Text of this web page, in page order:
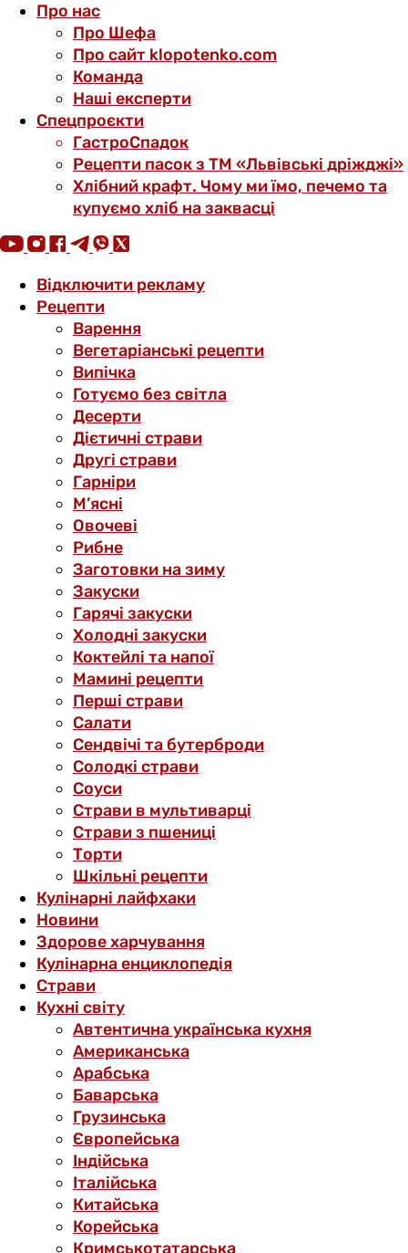
Про нас
Про Шефа
Про сайт klopotenko.com
Команда
Наші експерти
Спецпроєкти
ГастроСпадок
Рецепти пасок з ТМ «Львівські дріжджі»
Хлібний крафт. Чому ми їмо, печемо та
купуємо хліб на заквасці
Відключити рекламу
Рецепти
Варення
Вегетаріанські рецепти
Випічка
Готуємо без світла
Десерти
Дієтичні страви
Другі страви
Гарніри
М’ясні
Овочеві
Рибне
Заготовки на зиму
Закуски
Гарячі закуски
Холодні закуски
Коктейлі та напої
Мамині рецепти
Перші страви
Салати
Сендвічі та бутерброди
Солодкі страви
Соуси
Страви в мультиварці
Страви з пшениці
Торти
Шкільні рецепти
Кулінарні лайфхаки
Новини
Здорове харчування
Кулінарна енциклопедія
Страви
Кухні світу
Автентична українська кухня
Американська
Арабська
Баварська
Грузинська
Європейська
Індійська
Італійська
Китайська
Корейська
Кримськотатарська